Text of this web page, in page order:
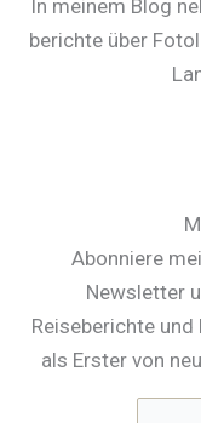
In meinem Blog
berichte über
Abonniere
Newsletter
Reiseberichte
als Erster von